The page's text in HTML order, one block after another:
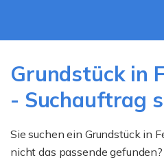
Grundstück in
- Suchauftrag
Sie suchen ein Grundstück in
nicht das passende